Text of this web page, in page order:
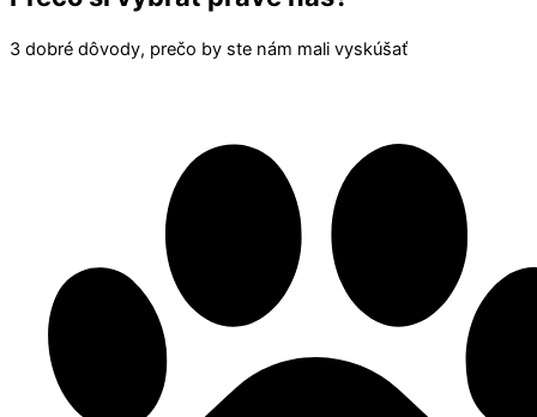
3 dobré dôvody, prečo by ste nám mali vyskúšať